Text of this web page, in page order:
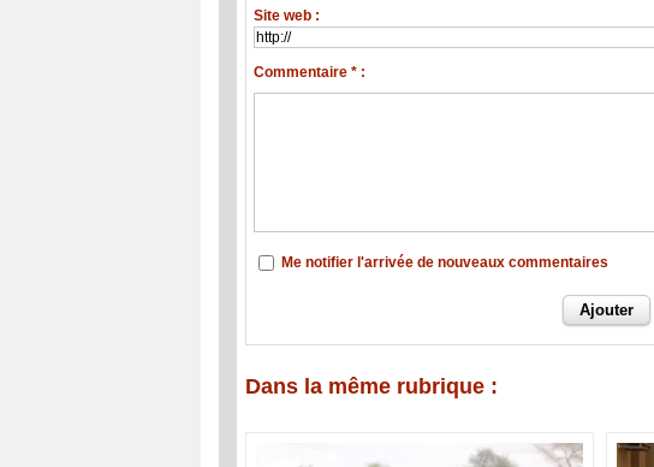
Site web :
Commentaire * :
Me notifier l'arrivée de nouveaux commentaires
Dans la même rubrique :